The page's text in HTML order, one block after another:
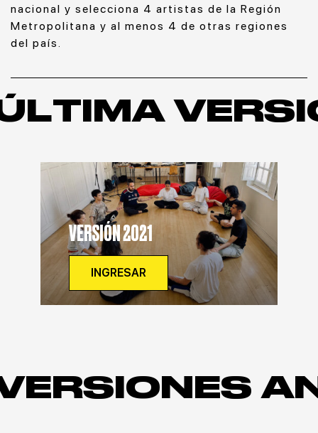
nacional y selecciona 4 artistas de la Región
Metropolitana y al menos 4 de otras regiones
del país.
INGRESAR
VERSIÓN 2021